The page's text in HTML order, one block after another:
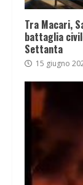
Tra Macari,
battaglia
Settanta
15 giugno